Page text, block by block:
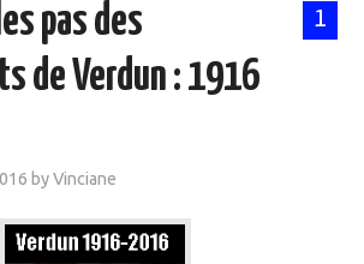
1
pas des
de Verdun : 1916
byVinciane